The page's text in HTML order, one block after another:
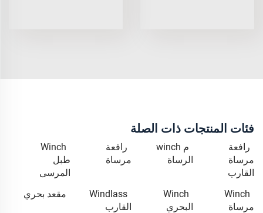
فئات المنتجات ذات الصلة
رافعة
مرساة
القارب
م winch
الرساة
رافعة
مرساة
Winch
طبل
المرسى
Winch
مرساة
Winch
البحري
Windlass
القارب
مقعد بحري